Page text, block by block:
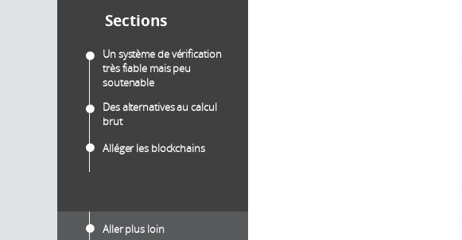
Sections
Un système de vérification
très fiable mais peu
soutenable
Des alternatives au calcul
brut
Alléger les blockchains
Aller plus loin